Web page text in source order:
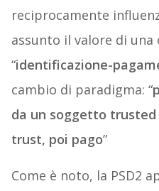
reciprocamente
assunto il valore di
“identificazione-
cambio di paradigma: “
da un soggetto
trust, poi pago”
Come è noto, la PSD2